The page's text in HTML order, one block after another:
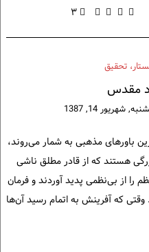
۳
تحقیق
مقدس
شهریور 14, 1387
باورهای مذهبی به شمار می‌روند،
هستند که از قادر مطلق ناشی
را از بی‌نظمی پدید آوردند و فرمان
وقتی که آفرینش به اتمام رسید آن‌ها